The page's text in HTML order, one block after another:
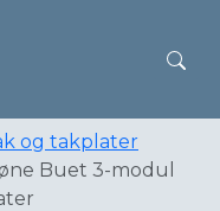
og takplater
Buet 3-modul